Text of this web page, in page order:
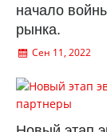
начало
рынка.
Сен 11, 2022